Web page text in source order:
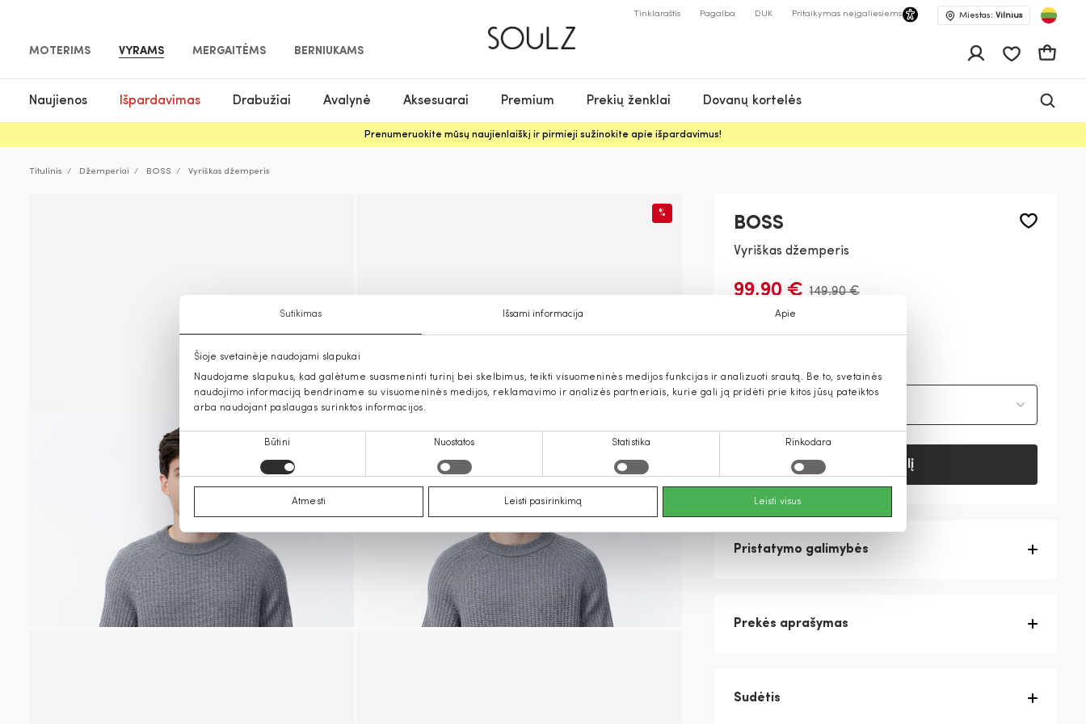
Sutikimas Išsami informacija Apie
Šioje svetainėje naudojami slapukai
Naudojame slapukus, kad galėtume suasmeninti turinį bei skelbimus, teikti visuomeninės medijos funkcijas ir analizuoti srautą. Be to, svetainės
naudojimo informaciją bendriname su visuomeninės medijos, reklamavimo ir analizės partneriais, kurie gali ją pridėti prie kitos jūsų pateiktos
arba naudojant paslaugas surinktos informacijos.
Sutikimo
pasirinkimas
Būtini Nuostatos Statistika Rinkodara
Atmesti Leisti pasirinkimą Leisti visus
MOTERIMS VYRAMS MERGAITĖMS BERNIUKAMS
Tinklaraštis Pagalba DUK Pritaikymas neįgaliesiems Miestas: Vilnius
Pageidavimų
Naujienos Išpardavimas Drabužiai Avalynė Aksesuarai Premium Prekių ženklai Dovanų kortelės
Prenumeruokite mūsų naujienlaiškį ir pirmieji sužinokite apie išpardavimus!
Titulinis Džemperiai BOSS Vyriškas džemperis
%
BOSS
Vyriškas džemperis
99,90 € 149,90 €
Į krepšelį
Pristatymo galimybės
Prekės aprašymas
Sudėtis